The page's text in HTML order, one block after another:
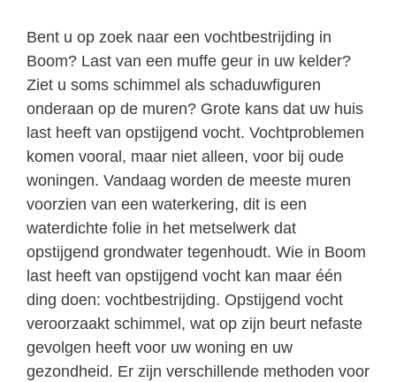
Bent u op zoek naar een vochtbestrijding in
Boom? Last van een muffe geur in uw kelder?
Ziet u soms schimmel als schaduwfiguren
onderaan op de muren? Grote kans dat uw huis
last heeft van opstijgend vocht. Vochtproblemen
komen vooral, maar niet alleen, voor bij oude
woningen. Vandaag worden de meeste muren
voorzien van een waterkering, dit is een
waterdichte folie in het metselwerk dat
opstijgend grondwater tegenhoudt. Wie in Boom
last heeft van opstijgend vocht kan maar één
ding doen: vochtbestrijding. Opstijgend vocht
veroorzaakt schimmel, wat op zijn beurt nefaste
gevolgen heeft voor uw woning en uw
gezondheid. Er zijn verschillende methoden voor